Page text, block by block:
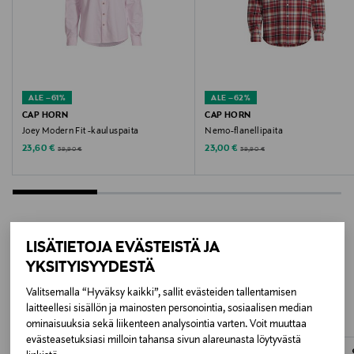
LISÄTIETOJA EVÄSTEISTÄ JA
YKSITYISYYDESTÄ
Valitsemalla “Hyväksy kaikki”, sallit evästeiden tallentamisen
laitteellesi sisällön ja mainosten personointia, sosiaalisen median
ominaisuuksia sekä liikenteen analysointia varten. Voit muuttaa
evästeasetuksiasi milloin tahansa sivun alareunasta löytyvästä
ECKERO_CO
Valmistaja
Lindex Group Oyj
Valmistajan osoite
Stockmann, Lindex Group Oyj, Aleksanterinkatu 52 B,
PL 220, 00101, Helsinki, Finland
www.stockmann.com/asiakaspalvelu
Avainsanat
ALE –61%
CAP HORN
Joey Modern Fit -kauluspaita
Discounted Price
23,60 € Original Price
59,90 €
ALE –62%
CAP HORN
Nemo-flanellipaita
Discounted Price
23,00 € Original Price
59,90 €
LISÄÄ KIINNOSTAVIA
TUOTTEITA